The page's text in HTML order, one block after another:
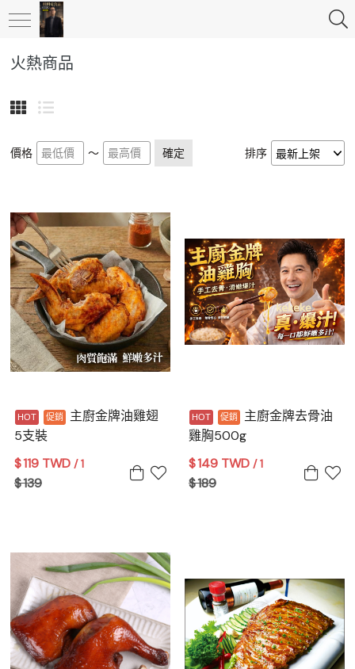
火熱商品
價格 ～ 確定 排序
主廚金牌油雞翅
5支裝
$139
$119 TWD/ 1
主廚金牌去骨油
雞胸500g
$189
$149 TWD / 1